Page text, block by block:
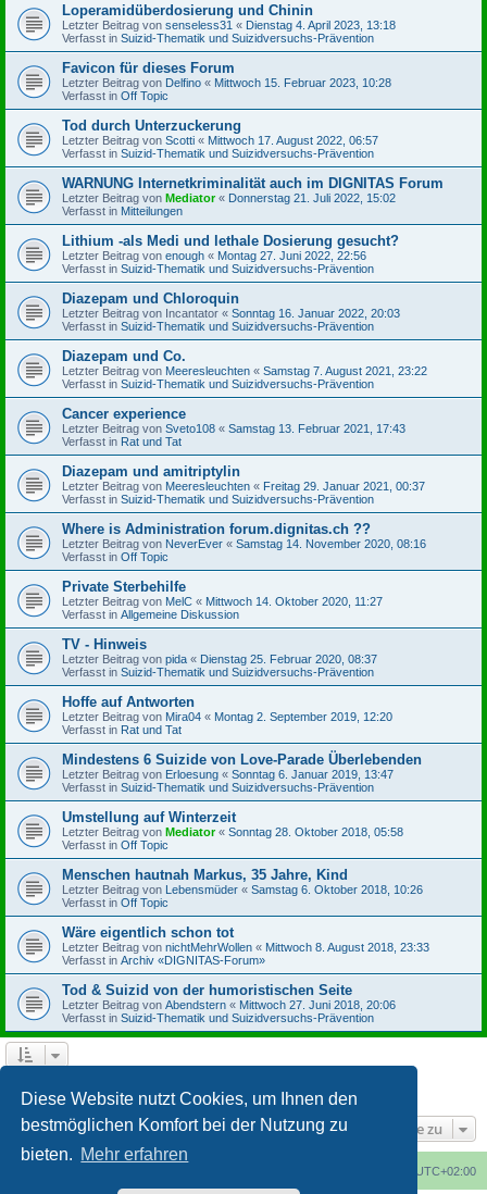
Diese Website nutzt Cookies, um Ihnen den
bestmöglichen Komfort bei der Nutzung zu
bieten. Mehr erfahren
Loperamidüberdosierung und Chinin
Letzter Beitrag von senseless31 « Dienstag 4. April 2023, 13:18
Verfasst in Suizid-Thematik und Suizidversuchs-Prävention
Favicon für dieses Forum
Letzter Beitrag von Delfino « Mittwoch 15. Februar 2023, 10:28
Verfasst in Off Topic
Tod durch Unterzuckerung
Letzter Beitrag von Scotti « Mittwoch 17. August 2022, 06:57
Verfasst in Suizid-Thematik und Suizidversuchs-Prävention
WARNUNG Internetkriminalität auch im DIGNITAS Forum
Letzter Beitrag von Mediator« Donnerstag 21. Juli 2022, 15:02
Verfasst in Mitteilungen
Lithium -als Medi und lethale Dosierung gesucht?
Letzter Beitrag von enough « Montag 27. Juni 2022, 22:56
Verfasst in Suizid-Thematik und Suizidversuchs-Prävention
Diazepam und Chloroquin
Letzter Beitrag von Incantator « Sonntag 16. Januar 2022, 20:03
Verfasst in Suizid-Thematik und Suizidversuchs-Prävention
Diazepam und Co.
Letzter Beitrag von Meeresleuchten « Samstag 7. August 2021, 23:22
Verfasst in Suizid-Thematik und Suizidversuchs-Prävention
Cancer experience
Letzter Beitrag von Sveto108 « Samstag 13. Februar 2021, 17:43
Verfasst in Rat und Tat
Diazepam und amitriptylin
Letzter Beitrag von Meeresleuchten « Freitag 29. Januar 2021, 00:37
Verfasst in Suizid-Thematik und Suizidversuchs-Prävention
Where is Administration forum.dignitas.ch ??
Letzter Beitrag von NeverEver « Samstag 14. November 2020, 08:16
Verfasst in Off Topic
Private Sterbehilfe
Letzter Beitrag von MelC « Mittwoch 14. Oktober 2020, 11:27
Verfasst in Allgemeine Diskussion
TV - Hinweis
Letzter Beitrag von pida « Dienstag 25. Februar 2020, 08:37
Verfasst in Suizid-Thematik und Suizidversuchs-Prävention
Hoffe auf Antworten
Letzter Beitrag von Mira04 « Montag 2. September 2019, 12:20
Verfasst in Rat und Tat
Mindestens 6 Suizide von Love-Parade Überlebenden
Letzter Beitrag von Erloesung « Sonntag 6. Januar 2019, 13:47
Verfasst in Suizid-Thematik und Suizidversuchs-Prävention
Umstellung auf Winterzeit
Letzter Beitrag von Mediator« Sonntag 28. Oktober 2018, 05:58
Verfasst in Off Topic
Menschen hautnah Markus, 35 Jahre, Kind
Letzter Beitrag von Lebensmüder « Samstag 6. Oktober 2018, 10:26
Verfasst in Off Topic
Wäre eigentlich schon tot
Letzter Beitrag von nichtMehrWollen « Mittwoch 8. August 2018, 23:33
Verfasst in Archiv «DIGNITAS-Forum»
Tod & Suizid von der humoristischen Seite
Letzter Beitrag von Abendstern « Mittwoch 27. Juni 2018, 20:06
Verfasst in Suizid-Thematik und Suizidversuchs-Prävention
Gehe zu
UTC+02:00